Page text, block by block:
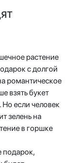
растение
с долгой
романтическое
взять букет
если человек
зелень на
в горшке
подарок,